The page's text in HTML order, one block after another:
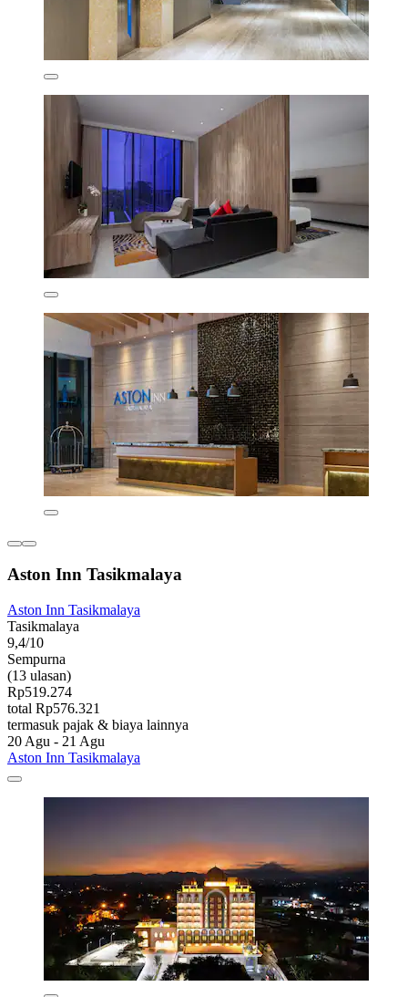
Aston Inn Tasikmalaya
Aston Inn Tasikmalaya
Tasikmalaya
9,4/10
Sempurna
(13 ulasan)
Rp519.274
total Rp576.321
termasuk pajak & biaya lainnya
20 Agu - 21 Agu
Aston Inn Tasikmalaya